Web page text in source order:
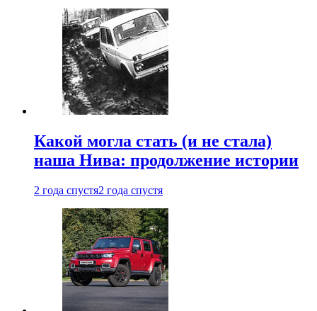
Какой могла стать (и не стала)
наша Нива: продолжение истории
2 года спустя2 года спустя